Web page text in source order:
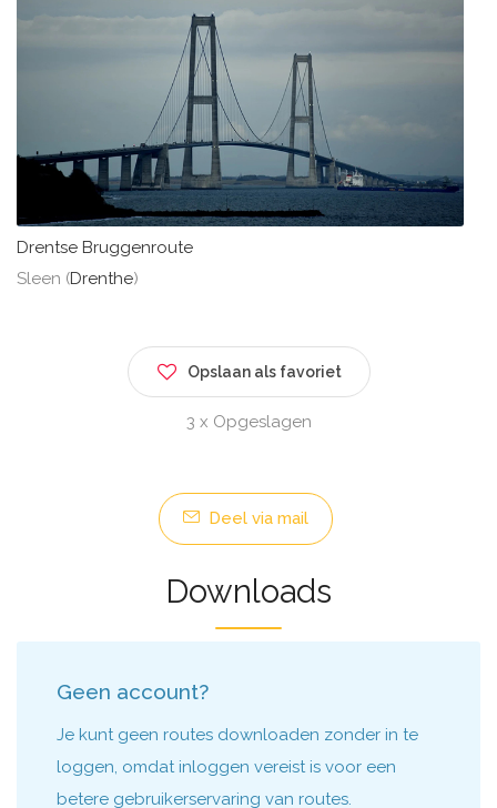
Drentse Bruggenroute
Sleen (Drenthe)
Opslaan als favoriet
3 x Opgeslagen
Deel via mail
Downloads
Geen account?
Je kunt geen routes downloaden zonder in te
loggen, omdat inloggen vereist is voor een
betere gebruikerservaring van routes.